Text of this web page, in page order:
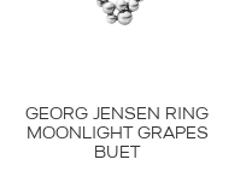
SØLV
GEORG JENSEN RING
MOONLIGHT GRAPES
BUET